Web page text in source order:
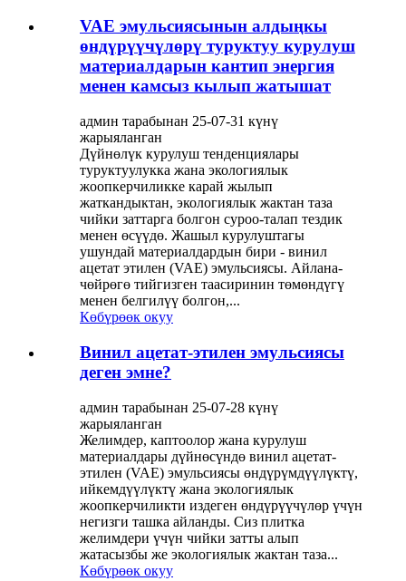
VAE эмульсиясынын алдыңкы
өндүрүүчүлөрү туруктуу курулуш
материалдарын кантип энергия
менен камсыз кылып жатышат
админ тарабынан 25-07-31 күнү
жарыяланган
Дүйнөлүк курулуш тенденциялары
туруктуулукка жана экологиялык
жоопкерчиликке карай жылып
жаткандыктан, экологиялык жактан таза
чийки заттарга болгон суроо-талап тездик
менен өсүүдө. Жашыл курулуштагы
ушундай материалдардын бири - винил
ацетат этилен (VAE) эмульсиясы. Айлана-
чөйрөгө тийгизген таасиринин төмөндүгү
менен белгилүү болгон,...
Көбүрөөк окуу
Винил ацетат-этилен эмульсиясы
деген эмне?
админ тарабынан 25-07-28 күнү
жарыяланган
Желимдер, каптоолор жана курулуш
материалдары дүйнөсүндө винил ацетат-
этилен (VAE) эмульсиясы өндүрүмдүүлүктү,
ийкемдүүлүктү жана экологиялык
жоопкерчиликти издеген өндүрүүчүлөр үчүн
негизги ташка айланды. Сиз плитка
желимдери үчүн чийки затты алып
жатасызбы же экологиялык жактан таза...
Көбүрөөк окуу